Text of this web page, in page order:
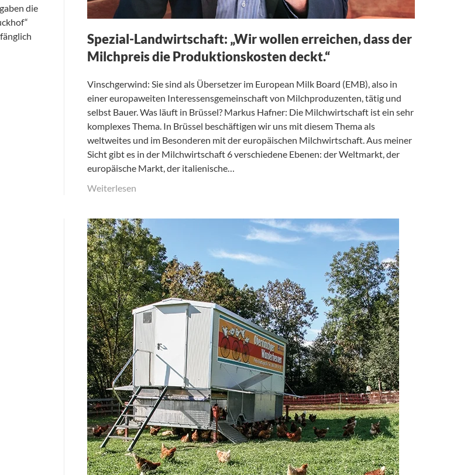
die
Spezial-Landwirtschaft: „Wir wollen erreichen, dass der
Milchpreis die Produktionskosten deckt.“
Vinschgerwind: Sie sind als Übersetzer im European Milk Board (EMB), also in
einer europaweiten Interessensgemeinschaft von Milchproduzenten, tätig und
selbst Bauer. Was läuft in Brüssel? Markus Hafner: Die Milchwirtschaft ist ein sehr
komplexes Thema. In Brüssel beschäftigen wir uns mit diesem Thema als
weltweites und im Besonderen mit der europäischen Milchwirtschaft. Aus meiner
Sicht gibt es in der Milchwirtschaft 6 verschiedene Ebenen: der Weltmarkt, der
europäische Markt, der italienische…
Weiterlesen